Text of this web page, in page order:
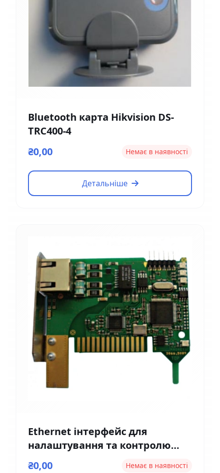
Bluetooth карта Hikvision DS-
TRC400-4
₴0,00
Немає в наявності
Детальніше
Ethernet інтерфейс для
налаштування та контролю
Magnetic EM01
₴0,00 Немає в наявності